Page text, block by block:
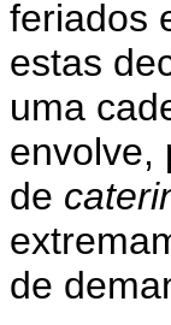
feriados
estas
uma
envolve,
de
de